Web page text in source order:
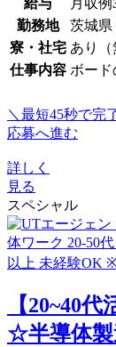
給与 月収例
勤務地
茨城県
寮・社宅 あり（
仕事内容 ボード
＼最短45秒で完
応募へ進む
詳しく
見る
スペシャル
【20~40
☆半導体製